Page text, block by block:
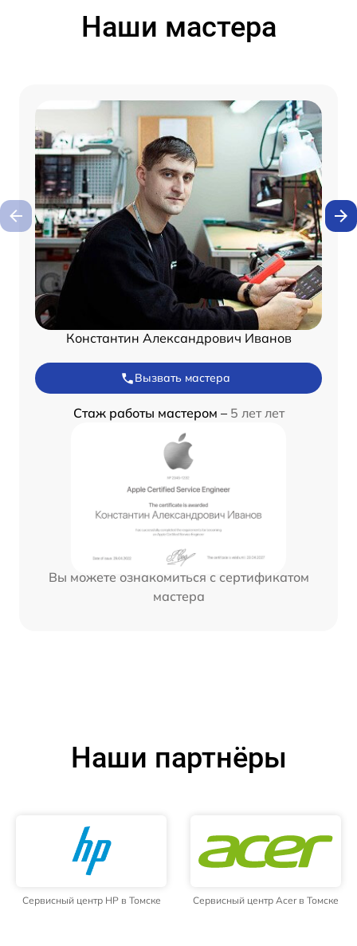
Наши мастера
Константин Александрович Иванов
Вызвать мастера
Стаж работы мастером – 5 лет лет
Вы можете ознакомиться с сертификатом
мастера
Наши партнёры
Сервисный центр HP в Томске Сервисный центр Acer в Томске